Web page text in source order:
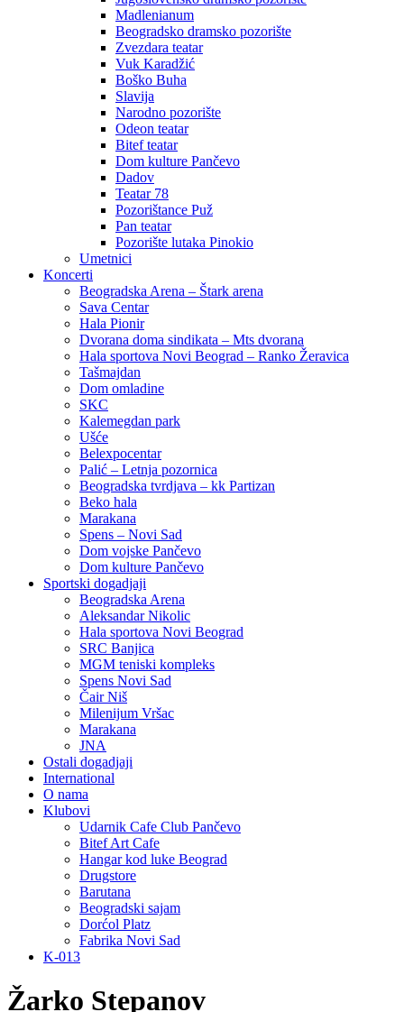
Madlenianum
Beogradsko dramsko pozorište
Zvezdara teatar
Vuk Karadžić
Boško Buha
Slavija
Narodno pozorište
Odeon teatar
Bitef teatar
Dom kulture Pančevo
Dadov
Teatar 78
Pozorištance Puž
Pan teatar
Pozorište lutaka Pinokio
Umetnici
Koncerti
Beogradska Arena – Štark arena
Sava Centar
Hala Pionir
Dvorana doma sindikata – Mts dvorana
Hala sportova Novi Beograd – Ranko Žeravica
Tašmajdan
Dom omladine
SKC
Kalemegdan park
Ušće
Belexpocentar
Palić – Letnja pozornica
Beogradska tvrdjava – kk Partizan
Beko hala
Marakana
Spens – Novi Sad
Dom vojske Pančevo
Dom kulture Pančevo
Sportski dogadjaji
Beogradska Arena
Aleksandar Nikolic
Hala sportova Novi Beograd
SRC Banjica
MGM teniski kompleks
Spens Novi Sad
Čair Niš
Milenijum Vršac
Marakana
JNA
Ostali dogadjaji
International
O nama
Klubovi
Udarnik Cafe Club Pančevo
Bitef Art Cafe
Hangar kod luke Beograd
Drugstore
Barutana
Beogradski sajam
Dorćol Platz
Fabrika Novi Sad
K-013
Žarko Stepanov